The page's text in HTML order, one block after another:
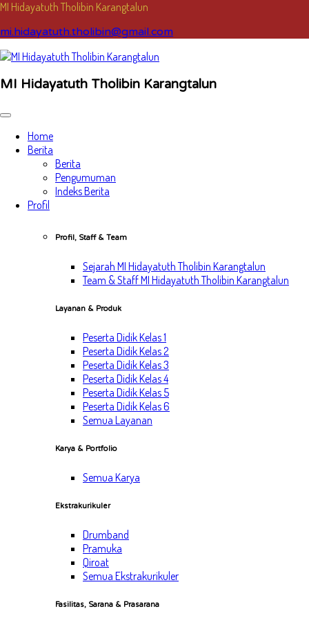
MI Hidayatuth Tholibin Karangtalun
mi.hidayatuth.tholibin@gmail.com
MI Hidayatuth Tholibin Karangtalun
Home
Berita
Berita
Pengumuman
Indeks Berita
Profil
Profil, Staff & Team
Sejarah MI Hidayatuth Tholibin Karangtalun
Team & Staff MI Hidayatuth Tholibin Karangtalun
Layanan & Produk
Peserta Didik Kelas 1
Peserta Didik Kelas 2
Peserta Didik Kelas 3
Peserta Didik Kelas 4
Peserta Didik Kelas 5
Peserta Didik Kelas 6
Semua Layanan
Karya & Portfolio
Semua Karya
Ekstrakurikuler
Drumband
Pramuka
Qiroat
Semua Ekstrakurikuler
Fasilitas, Sarana & Prasarana